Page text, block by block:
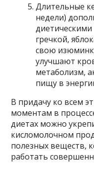
Длительные
недели)
гречкой,
свою
улучшают
метаболизм,
пищу в
В придачу ко всем
моментам в
диетах можно
кисломолочном
полезных веществ,
работать